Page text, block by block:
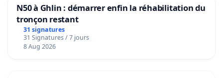
N50 à Ghlin : démarrer enfin la réhabilitation du
tronçon restant
31 signatures
31 Signatures / 7 jours
8 Aug 2026